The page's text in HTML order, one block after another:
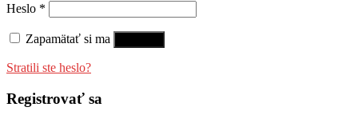
Heslo *
Zapamätať si ma
Stratili ste heslo?
Registrovať sa